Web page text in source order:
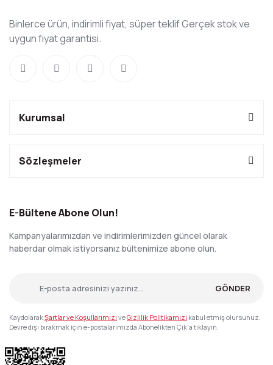
Binlerce ürün, indirimli fiyat, süper teklif Gerçek stok ve
uygun fiyat garantisi.
Kurumsal
Sözleşmeler
E-Bültene Abone Olun!
Kampanyalarımızdan ve indirimlerimizden güncel olarak
haberdar olmak istiyorsanız bültenimize abone olun.
GÖNDER
KaydolarakŞartlar ve Koşullarımızı veGizlilik Politikamızı kabul etmiş olursunuz.
Devre dışı bırakmak için e-postalarımızda Abonelikten Çık'a tıklayın.